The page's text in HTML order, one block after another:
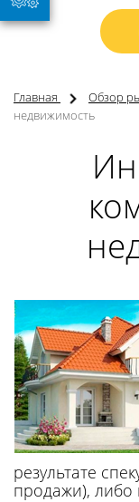
Главная Обзор
недвижимость
результате
продажи),